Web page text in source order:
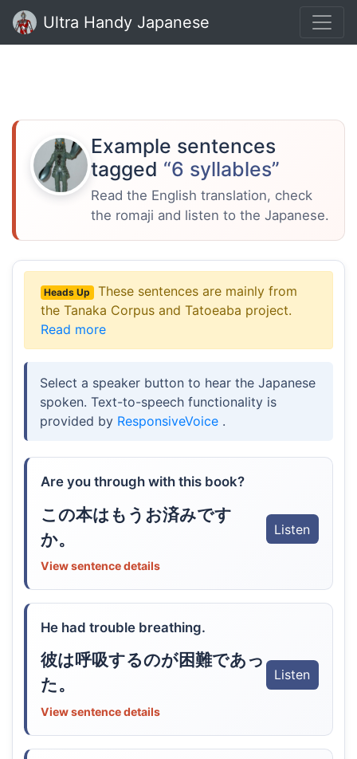
Ultra Handy Japanese
Example sentences
tagged “6 syllables”
Read the English translation, check
the romaji and listen to the Japanese.
Heads Up
These sentences are mainly from
the Tanaka Corpus and Tatoeaba project.
Read more
Select a speaker button to hear the Japanese
spoken. Text-to-speech functionality is
provided by ResponsiveVoice .
Are you through with this book?
この本はもうお済みです
か。
Listen
View sentence details
He had trouble breathing.
彼は呼吸するのが困難であっ
た。
Listen
View sentence details